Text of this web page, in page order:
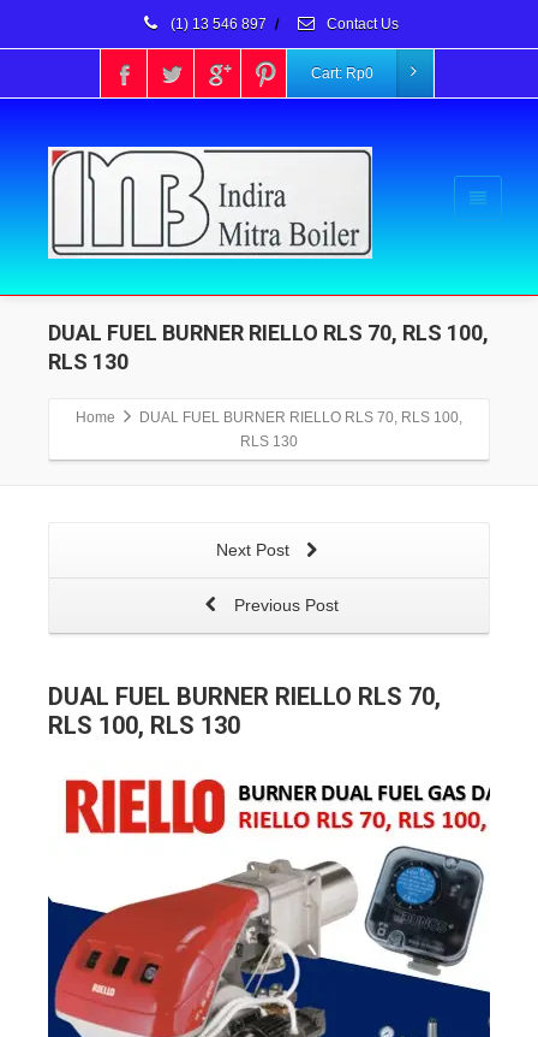
(1) 13 546 897 / Contact Us
Cart: Rp0
DUAL FUEL BURNER RIELLO RLS 70, RLS 100,
RLS 130
Home
DUAL FUEL BURNER RIELLO RLS 70, RLS 100,
RLS 130
Next Post
Previous Post
DUAL FUEL BURNER RIELLO RLS 70,
RLS 100, RLS 130